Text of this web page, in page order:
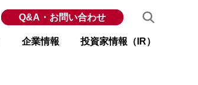
企業情報 投資家情報（IR）
Q&A・お問い合わせ